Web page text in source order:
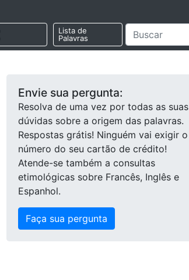
Lista de
Palavras
Envie sua pergunta:
Resolva de uma vez por todas as suas
dúvidas sobre a origem das palavras.
Respostas grátis! Ninguém vai exigir o
número do seu cartão de crédito!
Atende-se também a consultas
etimológicas sobre Francês, Inglês e
Espanhol.
Faça sua pergunta